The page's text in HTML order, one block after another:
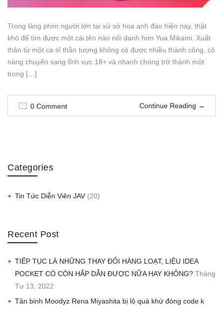
Trong làng phim người lớn tại xứ sở hoa anh đào hiện nay, thật
khó để tìm được một cái tên nào nổi danh hơn Yua Mikami. Xuất
thân từ một ca sĩ thần tượng không có được nhiều thành công, cô
nàng chuyển sang lĩnh vực 18+ và nhanh chóng trở thành một
trong […]
0 Comment Continue Reading →
Categories
Tin Tức Diễn Viên JAV (20)
Recent Post
TIẾP TỤC LÀ NHỮNG THAY ĐỔI HÀNG LOẠT, LIỆU IDEA
POCKET CÓ CÒN HẤP DẪN ĐƯỢC NỮA HAY KHÔNG? Tháng
Tư 13, 2022
Tân binh Moodyz Rena Miyashita bị lộ quá khứ đóng code k